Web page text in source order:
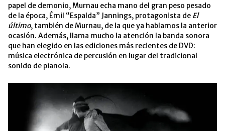
papel de demonio, Murnau echa mano del gran peso pesado
de la época, Émil “Espalda” Jannings, protagonista de El
último, también de Murnau, de la que ya hablamos la anterior
ocasión. Además, llama mucho la atención la banda sonora
que han elegido en las ediciones más recientes de DVD:
música electrónica de percusión en lugar del tradicional
sonido de pianola.